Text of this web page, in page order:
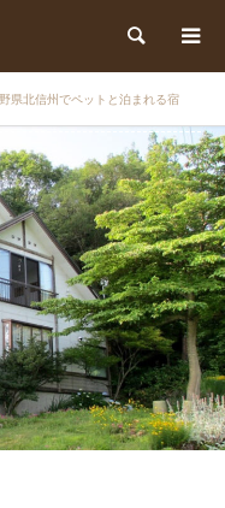
検索
県北信州でペットと泊まれる宿